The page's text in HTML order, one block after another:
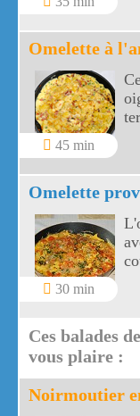
Omelette à
45 min
Omelette
30 min
Ces balades
vous plaire :
Noirmoutier